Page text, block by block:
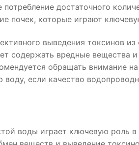
потребление достаточного
почек, которые играют
выведения токсинов
содержать вредные вещества
обращать внимание
если качество
воды играет ключевую роль